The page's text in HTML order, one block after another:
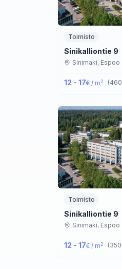
Toimisto
Sinikalliontie 9
Sinimäki, Espoo
12 - 17€ / m2 (
Toimisto
Sinikalliontie 9
Sinimäki, Espoo
12 - 17€ / m2 (